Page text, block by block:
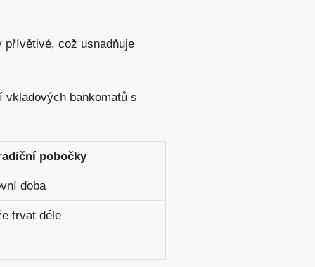
což usnadňuje
vkladových bankomatů s
pobočky
doba
trvat déle